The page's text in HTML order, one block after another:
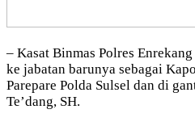
– Kasat Binmas Polres
ke jabatan barunya sebagai
Parepare Polda Sulsel dan di
Te’dang, SH.